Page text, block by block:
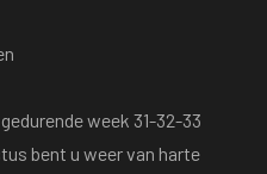
week 31-32-33
bent u weer van harte